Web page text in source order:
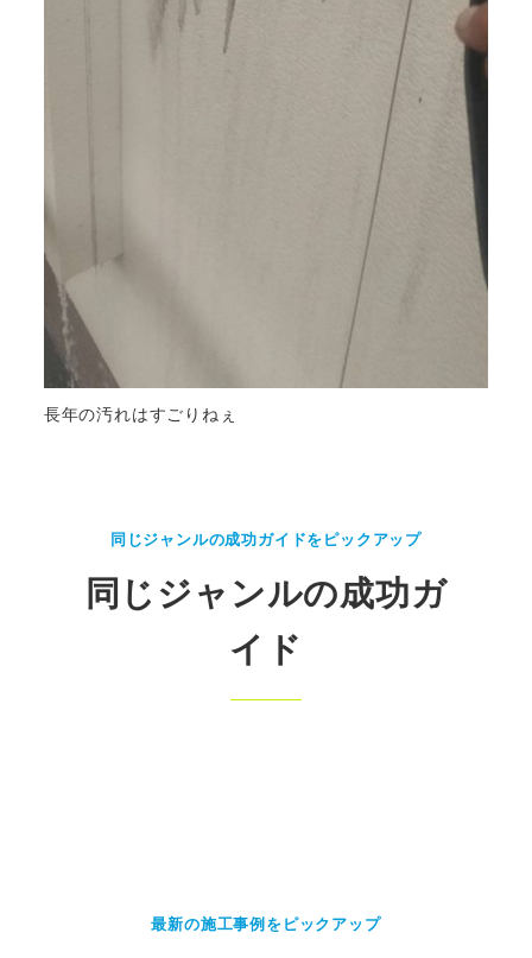
長年の汚れはすごりねぇ
同じジャンルの成功ガイドをピックアップ
同じジャンルの成功ガ
イド
最新の施工事例をピックアップ